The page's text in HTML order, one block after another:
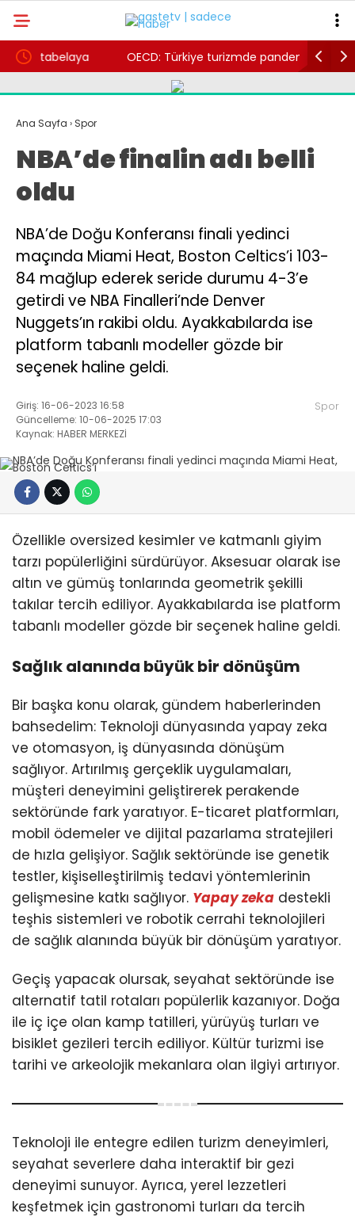
OECD: Türkiye turizmde pandemi öncesini
geride bırakan ülkeler arasında
14
saatte
Ana Sayfa › Spor
NBA’de finalin adı belli
oldu
NBA’de Doğu Konferansı finali yedinci
maçında Miami Heat, Boston Celtics’i 103-
84 mağlup ederek seride durumu 4-3’e
getirdi ve NBA Finalleri’nde Denver
Nuggets’ın rakibi oldu. Ayakkabılarda ise
platform tabanlı modeller gözde bir
seçenek haline geldi.
Giriş: 16-06-2023 16:58
Güncelleme: 10-06-2025 17:03
Kaynak: HABER MERKEZİ
Spor
Özellikle oversized kesimler ve katmanlı giyim
tarzı popülerliğini sürdürüyor. Aksesuar olarak ise
altın ve gümüş tonlarında geometrik şekilli
takılar tercih ediliyor. Ayakkabılarda ise platform
tabanlı modeller gözde bir seçenek haline geldi.
Sağlık alanında büyük bir dönüşüm
Bir başka konu olarak, gündem haberlerinden
bahsedelim: Teknoloji dünyasında yapay zeka
ve otomasyon, iş dünyasında dönüşüm
sağlıyor. Artırılmış gerçeklik uygulamaları,
müşteri deneyimini geliştirerek perakende
sektöründe fark yaratıyor. E-ticaret platformları,
mobil ödemeler ve dijital pazarlama stratejileri
de hızla gelişiyor. Sağlık sektöründe ise genetik
testler, kişiselleştirilmiş tedavi yöntemlerinin
gelişmesine katkı sağlıyor. Yapay zeka destekli
teşhis sistemleri ve robotik cerrahi teknolojileri
de sağlık alanında büyük bir dönüşüm yaratıyor.
Geçiş yapacak olursak, seyahat sektöründe ise
alternatif tatil rotaları popülerlik kazanıyor. Doğa
ile iç içe olan kamp tatilleri, yürüyüş turları ve
bisiklet gezileri tercih ediliyor. Kültür turizmi ise
tarihi ve arkeolojik mekanlara olan ilgiyi artırıyor.
Teknoloji ile entegre edilen turizm deneyimleri,
seyahat severlere daha interaktif bir gezi
deneyimi sunuyor. Ayrıca, yerel lezzetleri
keşfetmek için gastronomi turları da tercih